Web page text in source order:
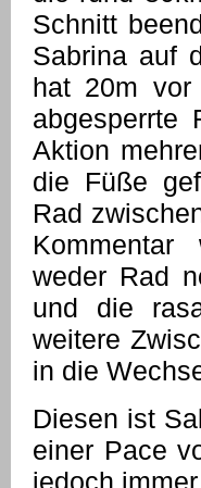
Schnitt
Sabrina auf
hat 20m vor
abgesperrte
Aktion
die Füße
Rad
Kommentar
weder Rad
und die
weitere
in die
Diesen ist
einer Pace
jedoch